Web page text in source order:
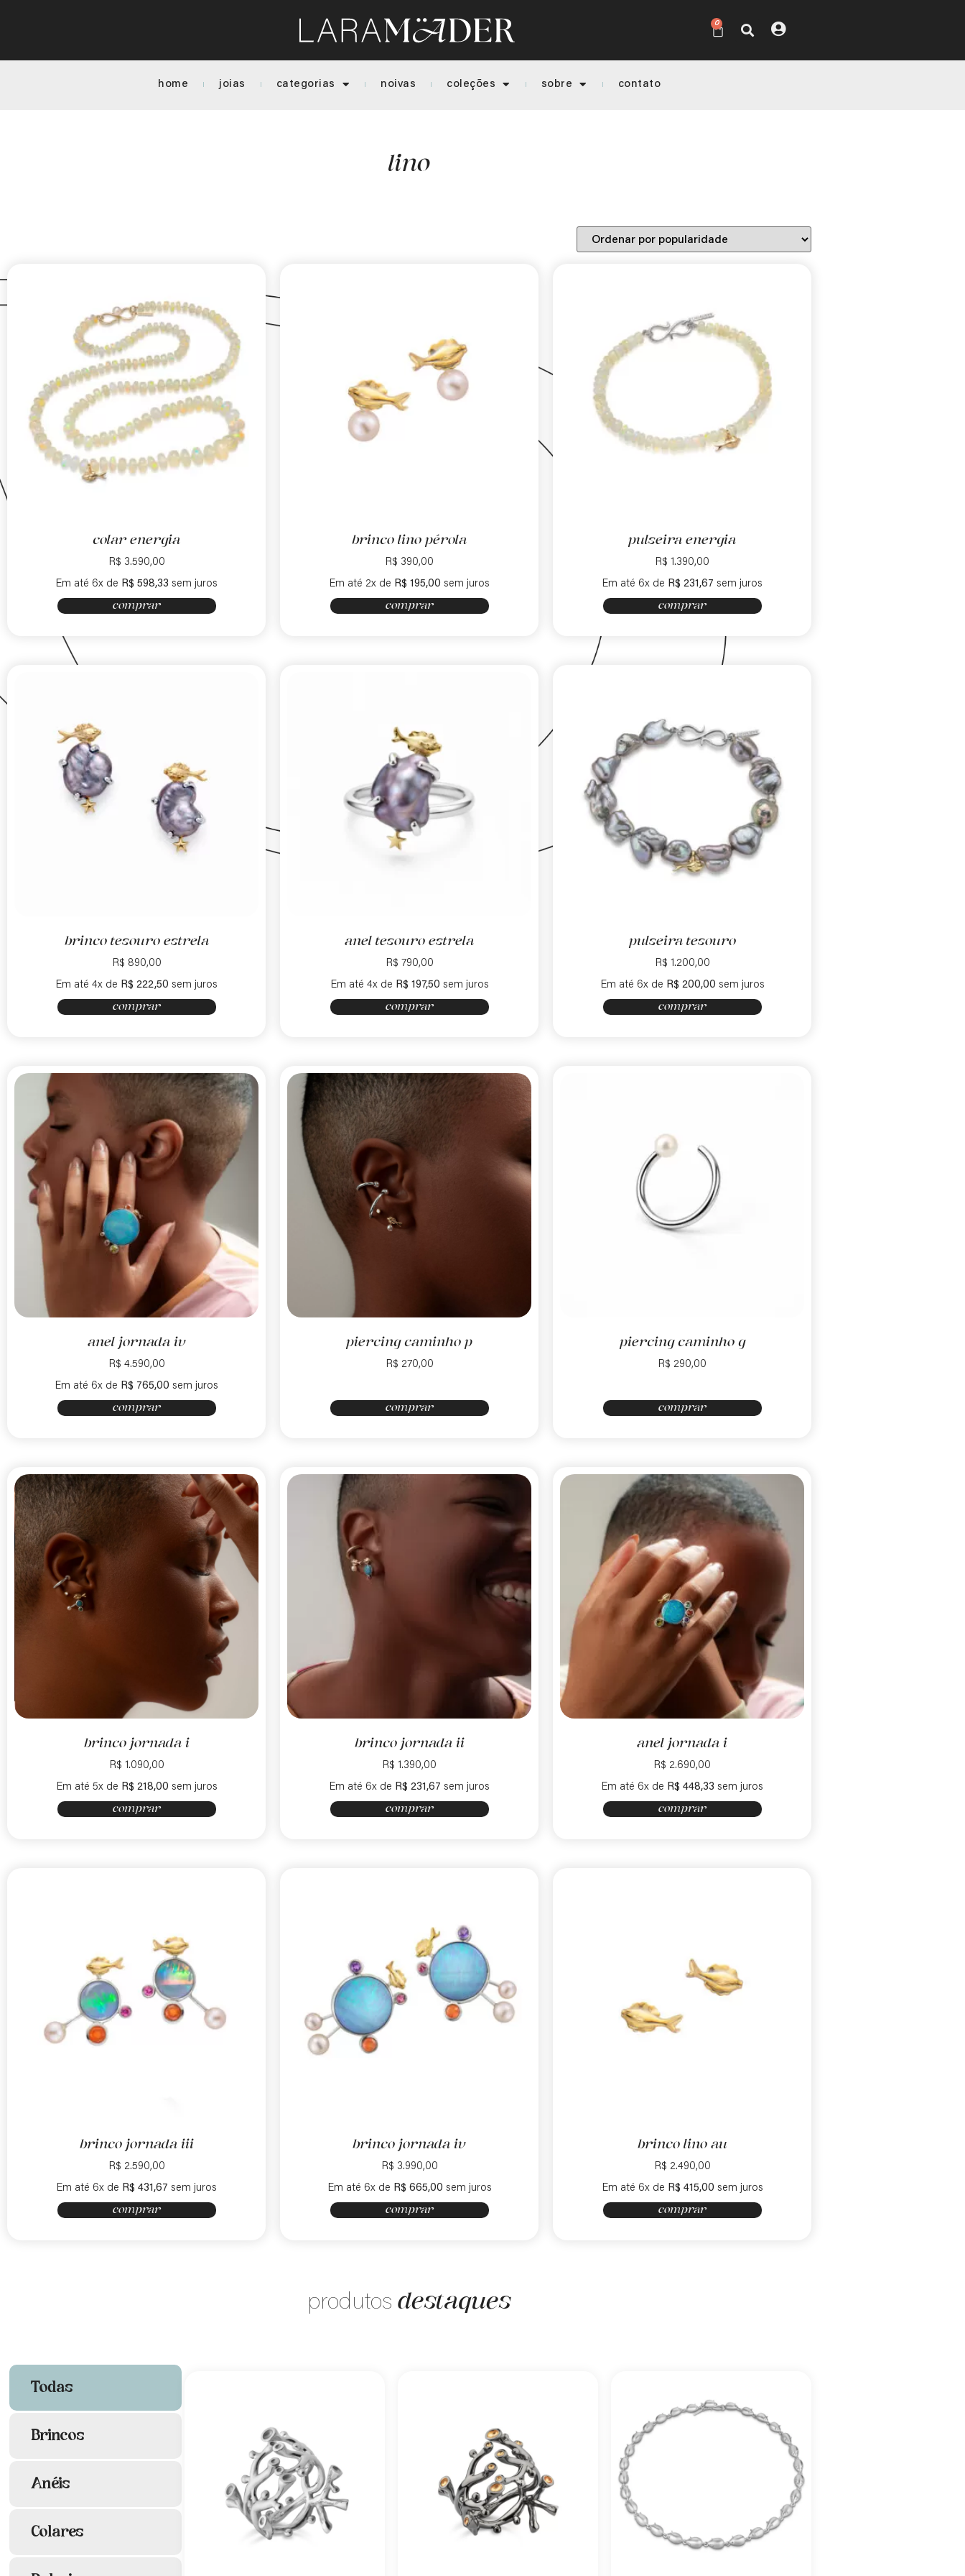
0
home joias categorias noivas coleções sobre contato
lino
colar energia
R$ 3.590,00
Em até 6x de R$ 598,33 sem juros
comprar
brinco lino pérola
R$ 390,00
Em até 2x de R$ 195,00 sem juros
comprar
pulseira energia
R$ 1.390,00
Em até 6x de R$ 231,67 sem juros
comprar
brinco tesouro estrela
R$ 890,00
Em até 4x de R$ 222,50 sem juros
comprar
anel tesouro estrela
R$ 790,00
Em até 4x de R$ 197,50 sem juros
comprar
pulseira tesouro
R$ 1.200,00
Em até 6x de R$ 200,00 sem juros
comprar
anel jornada iv
R$ 4.590,00
Em até 6x de R$ 765,00 sem juros
comprar
piercing caminho p
R$ 270,00
comprar
piercing caminho g
R$ 290,00
comprar
brinco jornada i
R$ 1.090,00
Em até 5x de R$ 218,00 sem juros
comprar
brinco jornada ii
R$ 1.390,00
Em até 6x de R$ 231,67 sem juros
comprar
anel jornada i
R$ 2.690,00
Em até 6x de R$ 448,33 sem juros
comprar
brinco jornada iii
R$ 2.590,00
Em até 6x de R$ 431,67 sem juros
comprar
brinco jornada iv
R$ 3.990,00
Em até 6x de R$ 665,00 sem juros
comprar
brinco lino au
R$ 2.490,00
Em até 6x de R$ 415,00 sem juros
comprar
produtos destaques
Todas
Brincos
Anéis
Colares